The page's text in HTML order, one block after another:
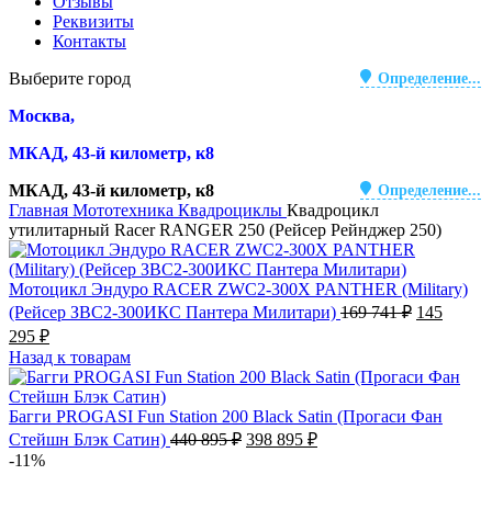
Реквизиты
Контакты
Определение...
Выберите город
Москва,
МКАД, 43-й километр, к8
Определение...
МКАД, 43-й километр, к8
Главная Мототехника Квадроциклы Квадроцикл
утилитарный Racer RANGER 250 (Рейсер Рейнджер 250)
Мотоцикл Эндуро RACER ZWC2-300X PANTHER (Military)
(Рейсер ЗВС2-300ИКС Пантера Милитари) 169 741₽
169
741 ₽.
145
295 ₽Текущая
цена:
145
295 ₽.
Назад к товарам
Багги PROGASI Fun Station 200 Black Satin (Прогаси Фан
Стейшн Блэк Сатин) 440 895₽ Первоначальная
398 895 ₽Текущая
-11%